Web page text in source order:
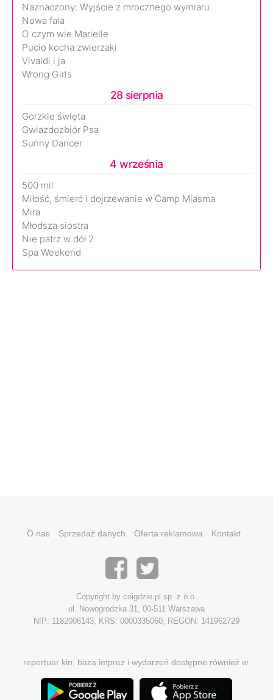
Naznaczony: Wyjście z mrocznego wymiaru
Nowa fala
O czym wie Marielle
Pucio kocha zwierzaki
Vivaldi i ja
Wrong Girls
28 sierpnia
Gorzkie święta
Gwiazdozbiór Psa
Sunny Dancer
4 września
500 mil
Miłość, śmierć i dojrzewanie w Camp Miasma
Mira
Młodsza siostra
Nie patrz w dół 2
Spa Weekend
O nas Sprzedaż danych Oferta reklamowa Kontakt
Copyright by coigdzie.pl sp. z o.o.
ul. Nowogrodzka 31, 00-511 Warszawa
NIP: 1182006143, KRS: 0000335060, REGON: 141962729
repertuar kin, baza imprez i wydarzeń dostępne również w: